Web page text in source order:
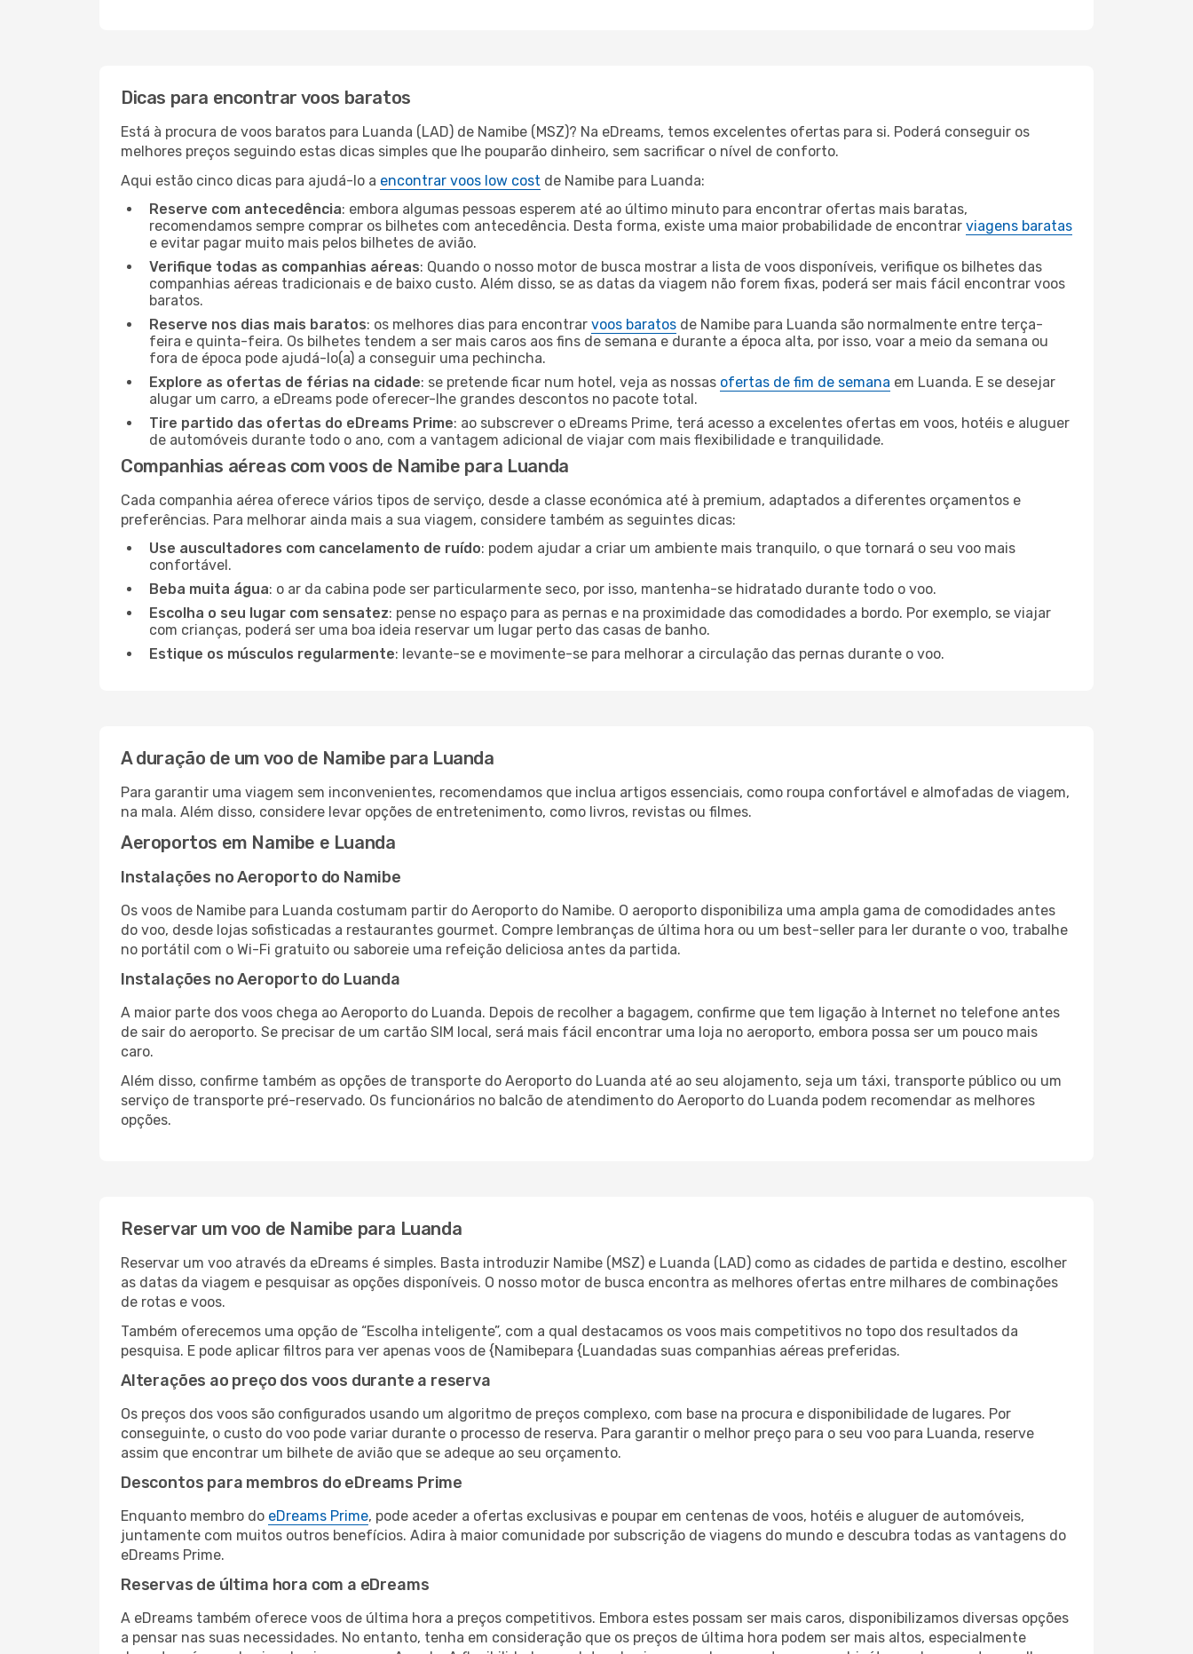
Dicas para encontrar voos baratos
Está à procura de voos baratos para Luanda (LAD) de Namibe (MSZ)? Na eDreams, temos excelentes ofertas para si. Poderá conseguir os
melhores preços seguindo estas dicas simples que lhe pouparão dinheiro, sem sacrificar o nível de conforto.
Aqui estão cinco dicas para ajudá-lo a encontrar voos low cost de Namibe para Luanda:
Reserve com antecedência: embora algumas pessoas esperem até ao último minuto para encontrar ofertas mais baratas,
recomendamos sempre comprar os bilhetes com antecedência. Desta forma, existe uma maior probabilidade de encontrar viagens baratas
e evitar pagar muito mais pelos bilhetes de avião.
Verifique todas as companhias aéreas: Quando o nosso motor de busca mostrar a lista de voos disponíveis, verifique os bilhetes das
companhias aéreas tradicionais e de baixo custo. Além disso, se as datas da viagem não forem fixas, poderá ser mais fácil encontrar voos
baratos.
Reserve nos dias mais baratos: os melhores dias para encontrar voos baratos de Namibe para Luanda são normalmente entre terça-
feira e quinta-feira. Os bilhetes tendem a ser mais caros aos fins de semana e durante a época alta, por isso, voar a meio da semana ou
fora de época pode ajudá-lo(a) a conseguir uma pechincha.
Explore as ofertas de férias na cidade: se pretende ficar num hotel, veja as nossas ofertas de fim de semana em Luanda. E se desejar
alugar um carro, a eDreams pode oferecer-lhe grandes descontos no pacote total.
Tire partido das ofertas do eDreams Prime: ao subscrever o eDreams Prime, terá acesso a excelentes ofertas em voos, hotéis e aluguer
de automóveis durante todo o ano, com a vantagem adicional de viajar com mais flexibilidade e tranquilidade.
Companhias aéreas com voos de Namibe para Luanda
Cada companhia aérea oferece vários tipos de serviço, desde a classe económica até à premium, adaptados a diferentes orçamentos e
preferências. Para melhorar ainda mais a sua viagem, considere também as seguintes dicas:
Use auscultadores com cancelamento de ruído: podem ajudar a criar um ambiente mais tranquilo, o que tornará o seu voo mais
confortável.
Beba muita água: o ar da cabina pode ser particularmente seco, por isso, mantenha-se hidratado durante todo o voo.
Escolha o seu lugar com sensatez: pense no espaço para as pernas e na proximidade das comodidades a bordo. Por exemplo, se viajar
com crianças, poderá ser uma boa ideia reservar um lugar perto das casas de banho.
Estique os músculos regularmente: levante-se e movimente-se para melhorar a circulação das pernas durante o voo.
A duração de um voo de Namibe para Luanda
Para garantir uma viagem sem inconvenientes, recomendamos que inclua artigos essenciais, como roupa confortável e almofadas de viagem,
na mala. Além disso, considere levar opções de entretenimento, como livros, revistas ou filmes.
Aeroportos em Namibe e Luanda
Instalações no Aeroporto do Namibe
Os voos de Namibe para Luanda costumam partir do Aeroporto do Namibe. O aeroporto disponibiliza uma ampla gama de comodidades antes
do voo, desde lojas sofisticadas a restaurantes gourmet. Compre lembranças de última hora ou um best-seller para ler durante o voo, trabalhe
no portátil com o Wi-Fi gratuito ou saboreie uma refeição deliciosa antes da partida.
Instalações no Aeroporto do Luanda
A maior parte dos voos chega ao Aeroporto do Luanda. Depois de recolher a bagagem, confirme que tem ligação à Internet no telefone antes
de sair do aeroporto. Se precisar de um cartão SIM local, será mais fácil encontrar uma loja no aeroporto, embora possa ser um pouco mais
caro.
Além disso, confirme também as opções de transporte do Aeroporto do Luanda até ao seu alojamento, seja um táxi, transporte público ou um
serviço de transporte pré-reservado. Os funcionários no balcão de atendimento do Aeroporto do Luanda podem recomendar as melhores
opções.
Reservar um voo de Namibe para Luanda
Reservar um voo através da eDreams é simples. Basta introduzir Namibe (MSZ) e Luanda (LAD) como as cidades de partida e destino, escolher
as datas da viagem e pesquisar as opções disponíveis. O nosso motor de busca encontra as melhores ofertas entre milhares de combinações
de rotas e voos.
Também oferecemos uma opção de “Escolha inteligente”, com a qual destacamos os voos mais competitivos no topo dos resultados da
pesquisa. E pode aplicar filtros para ver apenas voos de {Namibepara {Luandadas suas companhias aéreas preferidas.
Alterações ao preço dos voos durante a reserva
Os preços dos voos são configurados usando um algoritmo de preços complexo, com base na procura e disponibilidade de lugares. Por
conseguinte, o custo do voo pode variar durante o processo de reserva. Para garantir o melhor preço para o seu voo para Luanda, reserve
assim que encontrar um bilhete de avião que se adeque ao seu orçamento.
Descontos para membros do eDreams Prime
Enquanto membro do eDreams Prime, pode aceder a ofertas exclusivas e poupar em centenas de voos, hotéis e aluguer de automóveis,
juntamente com muitos outros benefícios. Adira à maior comunidade por subscrição de viagens do mundo e descubra todas as vantagens do
eDreams Prime.
Reservas de última hora com a eDreams
A eDreams também oferece voos de última hora a preços competitivos. Embora estes possam ser mais caros, disponibilizamos diversas opções
a pensar nas suas necessidades. No entanto, tenha em consideração que os preços de última hora podem ser mais altos, especialmente